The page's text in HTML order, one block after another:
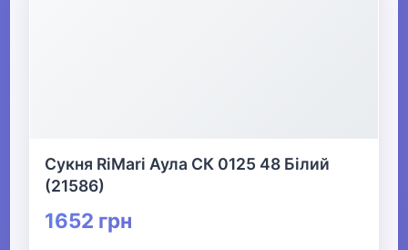
Сукня RiMari Аула СК 0125 48 Білий
(21586)
1652 грн